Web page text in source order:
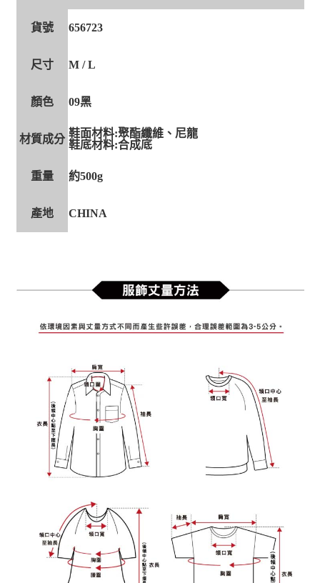
貨號 656723
尺寸 M / L
顏色 09黑
材質成分 鞋面材料:聚酯纖維、尼龍
鞋底材料:合成底
重量 約500g
產地 CHINA